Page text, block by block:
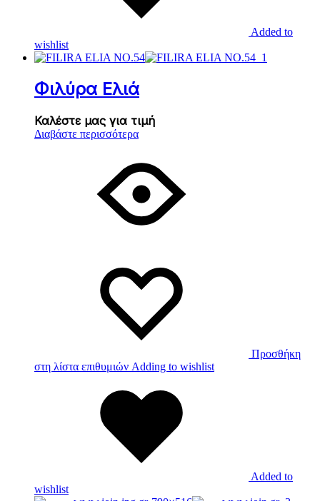
Added to
wishlist
Φιλύρα Ελιά
Καλέστε μας για τιμή
Διαβάστε περισσότερα
Προσθήκη
στη λίστα επιθυμιών Adding to wishlist
Added to
wishlist